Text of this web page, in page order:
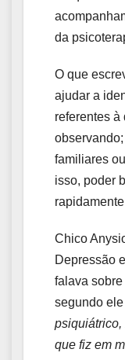
da
O que
ajudar a
referentes à
familiares
isso, poder
Chico
Depressão
falava
segundo ele
psiquiátrico,
que fiz em